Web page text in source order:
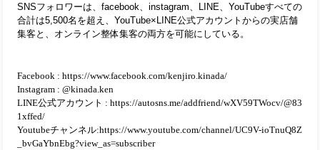
SNSフォロワーは、facebook、instagram、LINE、YouTubeすべての
合計は5,500名を超え、YouTube×LINE公式アカウントからの実店舗
集客と、オンライン整体集客の両方を可能にしている。
Facebook : https://www.facebook.com/kenjiro.kinada/
Instagram : @kinada.ken
LINE公式アカウント : https://autosns.me/addfriend/wXV59TWocv/@83
1xffed/
Youtubeチャンネル:https://www.youtube.com/channel/UC9V-ioTnuQ8Z
_bvGaYbnEbg?view_as=subscriber